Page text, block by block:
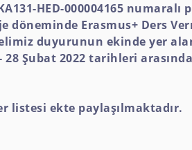
HED-000004165
döneminde Erasmus+ Ders
duyurunun ekinde yer
28 Şubat 2022 tarihleri
listesi ekte paylaşılmaktadır.